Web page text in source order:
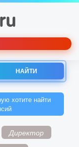
НАЙТИ
хотите найти
Директор